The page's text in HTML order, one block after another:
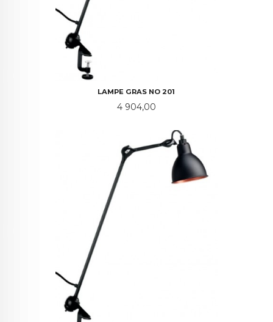
LAMPE GRAS NO 201
Pris
4 904,00